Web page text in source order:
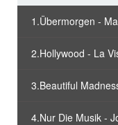
1.Übermorgen -
2.Hollywood - La
3.Beautiful
4.Nur Die Musik -